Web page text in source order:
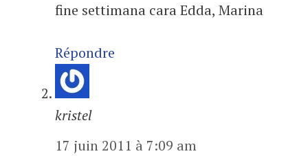
fine settimana cara Edda, Marina
Répondre
kristel
17 juin 2011 à 7:09 am